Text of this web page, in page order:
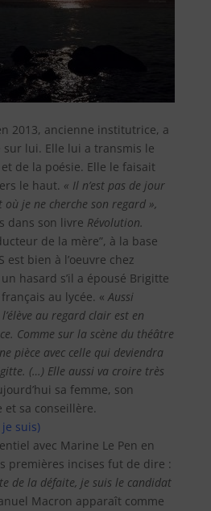
2013, ancienne institutrice, a
lui. Elle lui a transmis le
de la poésie. Elle le faisait
le haut. « Il n’est pas de jour
où je ne cherche son regard »,
dans son livre Révolution.
de la mère”, à la base
est bien à l’oeuvre chez
hasard s’il a épousé Brigitte
au lycée. « Aussi
au regard clair est en
Comme sur la scène du théâtre
pièce avec celle qui deviendra
(…) Elle aussi va croire très
sa femme, son
sa conseillère.
suis)
avec Marine Le Pen en
premières incises fut de dire :
de la défaite, je suis le candidat
Macron apparaît comme